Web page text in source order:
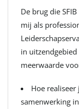
De brug die
mij als
in
meerwaarde
Hoe
samenwerking